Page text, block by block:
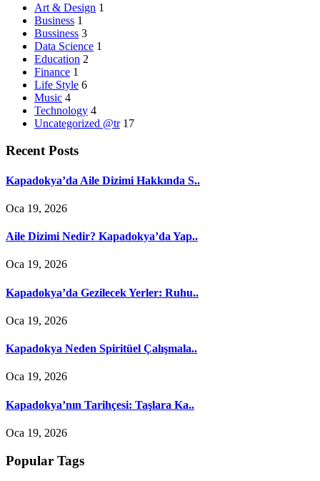
Art & Design 1
Business 1
Bussiness 3
Data Science 1
Education 2
Finance 1
Life Style 6
Music 4
Technology 4
Uncategorized @tr 17
Recent Posts
Kapadokya’da Aile Dizimi Hakkında S..
Oca 19, 2026
Aile Dizimi Nedir? Kapadokya’da Yap..
Oca 19, 2026
Kapadokya’da Gezilecek Yerler: Ruhu..
Oca 19, 2026
Kapadokya Neden Spiritüel Çalışmala..
Oca 19, 2026
Kapadokya’nın Tarihçesi: Taşlara Ka..
Oca 19, 2026
Popular Tags